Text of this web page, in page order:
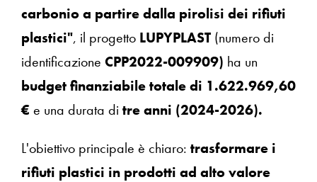
carbonio a partire dalla pirolisi dei rifiuti
plastici", il progetto LUPYPLAST (numero di
identificazione CPP2022-009909) ha un
budget finanziabile totale di 1.622.969,60
€ e una durata di tre anni (2024-2026).
L'obiettivo principale è chiaro: trasformare i
rifiuti plastici in prodotti ad alto valore